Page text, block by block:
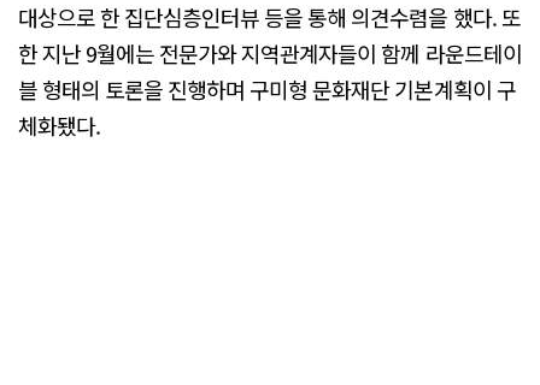
대상으로 한 집단심층인터뷰 등을 통해 의견수렴을 했다. 또
한 지난 9월에는 전문가와 지역관계자들이 함께 라운드테이
블 형태의 토론을 진행하며 구미형 문화재단 기본계획이 구
체화됐다.